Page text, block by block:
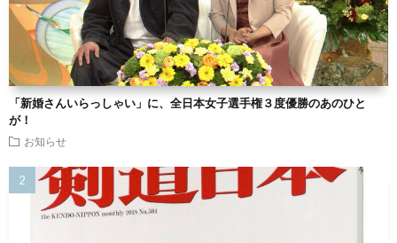
「新婚さんいらっしゃい」に、全日本女子選手権３度優勝のあのひと
が！
お知らせ